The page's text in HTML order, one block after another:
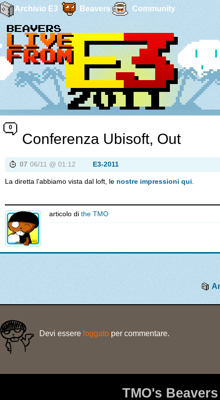
Archivio E3 Beavers Community
0
Conferenza Ubisoft, Out
07 06/11 @ 01:12 E3-2011
La diretta l’abbiamo vista dal loft, le nostre impressioni qui
articolo di the TMO
Devi essere loggato per commentare.
TMO's Beavers